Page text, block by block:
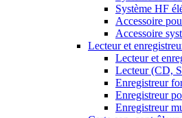
Système HF
Accessoire
Accessoire
Lecteur et
Lecteur et
Lecteur (CD,
Enregistreur
Enregistreur
Enregistreur